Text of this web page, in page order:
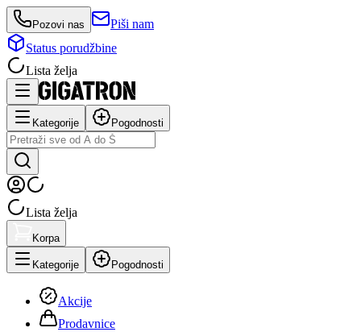
Pozovi nas
Piši nam
Status porudžbine
Lista želja
Kategorije Pogodnosti
Lista želja
Korpa
Kategorije Pogodnosti
Akcije
Prodavnice